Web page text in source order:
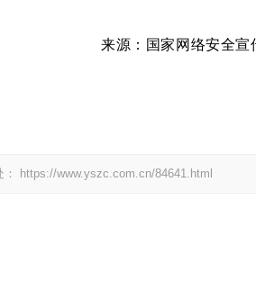
来源： 国家网络安全宣
https://www.yszc.com.cn/84641.html